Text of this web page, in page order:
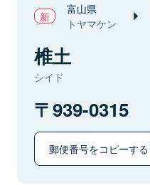
富山県
トヤマケン
椎土
シイド
939-0315
郵便番号をコピーする